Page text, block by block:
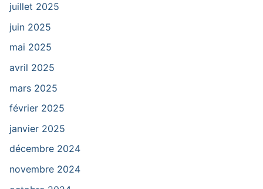
juillet 2025
juin 2025
mai 2025
avril 2025
mars 2025
février 2025
janvier 2025
décembre 2024
novembre 2024